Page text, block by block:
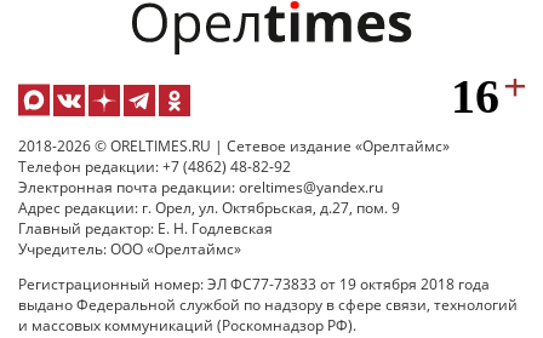
2018-2026 © ORELTIMES.RU | Сетевое издание «Орелтаймс»
Телефон редакции: +7 (4862) 48-82-92
Электронная почта редакции: oreltimes@yandex.ru
Адрес редакции: г. Орел, ул. Октябрьская, д.27, пом. 9
Главный редактор: Е. Н. Годлевская
Учредитель: ООО «Орелтаймс»
Регистрационный номер: ЭЛ ФС77-73833 от 19 октября 2018 года
выдано Федеральной службой по надзору в сфере связи, технологий
и массовых коммуникаций (Роскомнадзор РФ).